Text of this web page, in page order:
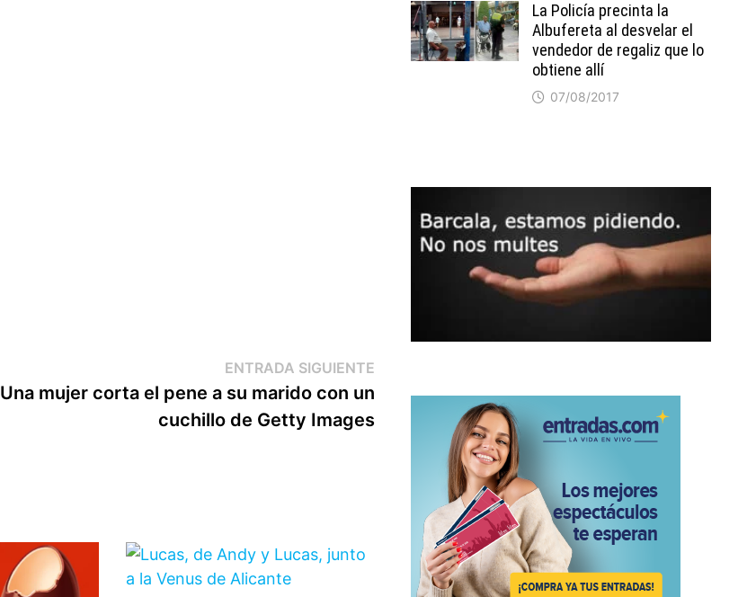
ENTRADA SIGUIENTEEntrada
siguiente:
Una mujer corta el pene a su marido con un
cuchillo de Getty Images
La Policía precinta la
Albufereta al desvelar el
vendedor de regaliz que lo
obtiene allí
07/08/2017